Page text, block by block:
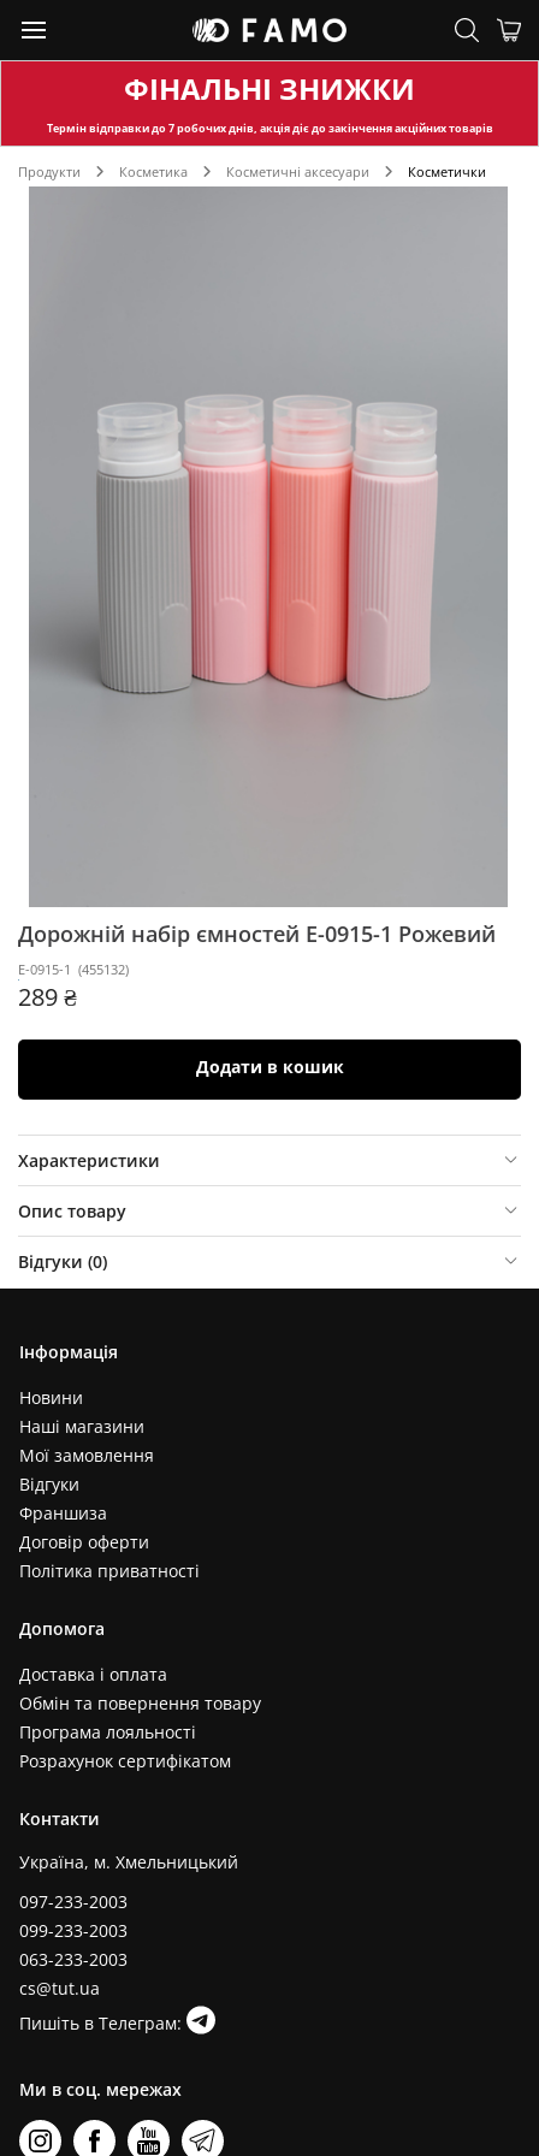
ФІНАЛЬНІ ЗНИЖКИ
Термін відправкидо 7 робочих днів, акція діє до закінчення акційних товарів
Продукти Косметика Косметичні аксесуари Косметички
Дорожній набір ємностей E-0915-1 Рожевий
E-0915-1 (455132)
289 ₴
Додати в кошик
Характеристики
Опис товару
Відгуки (0)
Інформація
Новини
Наші магазини
Мої замовлення
Відгуки
Франшиза
Договір оферти
Політика приватності
Допомога
Доставка і оплата
Обмін та повернення товару
Програма лояльності
Розрахунок сертифікатом
Контакти
Україна, м. Хмельницький
097-233-2003
099-233-2003
063-233-2003
cs@tut.ua
Пишіть в Телеграм:
Ми в соц. мережах